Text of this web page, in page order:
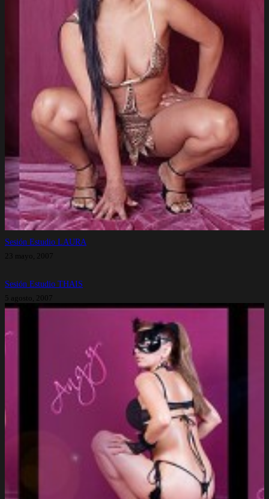
Sesión Estudio LAURA
23 mayo, 2007
Sesión Estudio THAIS
5 agosto, 2007